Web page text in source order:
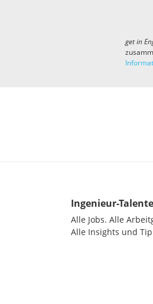
get in
Ingenieur-Talente
Alle Jobs. Alle
Alle Insights und